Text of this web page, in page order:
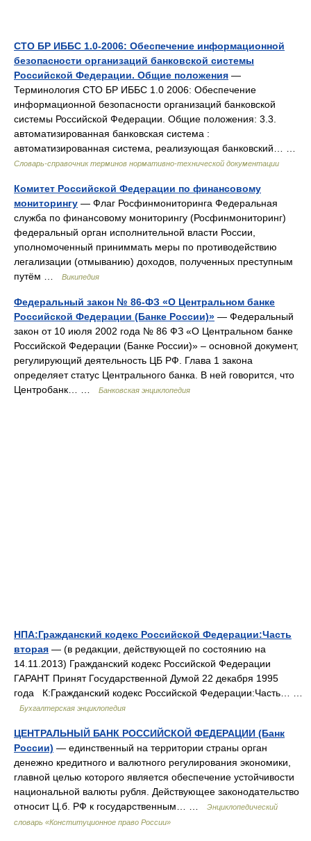
СТО БР ИББС 1.0-2006: Обеспечение информационной
безопасности организаций банковской системы
Российской Федерации. Общие положения —
Терминология СТО БР ИББС 1.0 2006: Обеспечение
информационной безопасности организаций банковской
системы Российской Федерации. Общие положения: 3.3.
автоматизированная банковская система :
автоматизированная система, реализующая банковский… …
Словарь-справочник терминов нормативно-технической документации
Комитет Российской Федерации по финансовому
мониторингу — Флаг Росфинмониторинга Федеральная
служба по финансовому мониторингу (Росфинмониторинг)
федеральный орган исполнительной власти России,
уполномоченный приниммать меры по противодействию
легализации (отмыванию) доходов, полученных преступным
путём …
Википедия
Федеральный закон № 86-ФЗ «О Центральном банке
Российской Федерации (Банке России)» — Федеральный
закон от 10 июля 2002 года № 86 ФЗ «О Центральном банке
Российской Федерации (Банке России)» – основной документ,
регулирующий деятельность ЦБ РФ. Глава 1 закона
определяет статус Центрального банка. В ней говорится, что
Центробанк… …
Банковская энциклопедия
НПА:Гражданский кодекс Российской Федерации:Часть
вторая — (в редакции, действующей по состоянию на
14.11.2013) Гражданский кодекс Российской Федерации
ГАРАНТ Принят Государственной Думой 22 декабря 1995
года К:Гражданский кодекс Российской Федерации:Часть… …
Бухгалтерская энциклопедия
ЦЕНТРАЛЬНЫЙ БАНК РОССИЙСКОЙ ФЕДЕРАЦИИ (Банк
России) — единственный на территории страны орган
денежно кредитного и валютного регулирования экономики,
главной целью которого является обеспечение устойчивости
национальной валюты рубля. Действующее законодательство
относит Ц.б. РФ к государственным… …
Энциклопедический
словарь «Конституционное право России»